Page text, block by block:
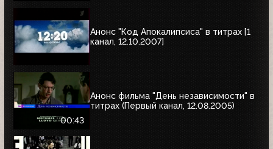
Анонс "Код Апокалипсиса" в титрах [1
канал, 12.10.2007]
00:43
Анонс фильма "День независимости" в
титрах (Первый канал, 12.08.2005)